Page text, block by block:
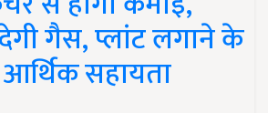
गैस, प्लांट लगाने के
सहायता